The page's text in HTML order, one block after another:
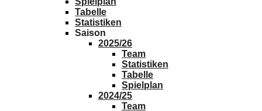
Tabelle
Statistiken
Saison
2025/26
Team
Statistiken
Tabelle
Spielplan
2024/25
Team